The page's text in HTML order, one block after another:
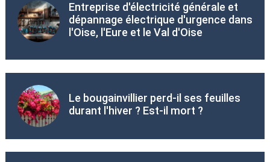
Entreprise d'électricité générale et
dépannage électrique d'urgence dans
l'Oise, l'Eure et le Val d'Oise
Le bougainvillier perd-il ses feuilles
durant l'hiver ? Est-il mort ?